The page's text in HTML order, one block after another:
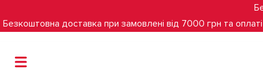
Безкоштовна доставка при замовлені від 7000 грн та